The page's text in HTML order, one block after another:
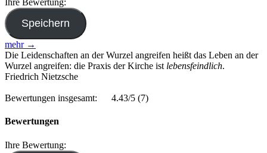
Ihre Bewertung:
mehr →
Die Leidenschaften an der Wurzel angreifen heißt das Leben an der
Wurzel angreifen: die Praxis der Kirche ist lebensfeindlich.
Friedrich Nietzsche
Bewertungen insgesamt: 4.43/5 (7)
Bewertungen
Ihre Bewertung: